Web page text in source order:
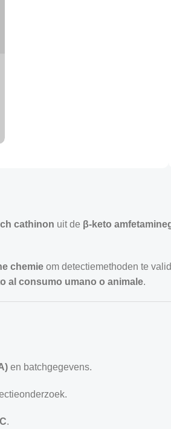
cathinon uit de β-keto
chemie om detectiemethoden te
al consumo umano o animale.
en batchgegevens.
.